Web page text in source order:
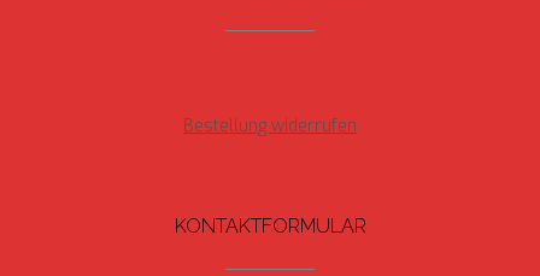
Bestellung widerrufen
KONTAKTFORMULAR